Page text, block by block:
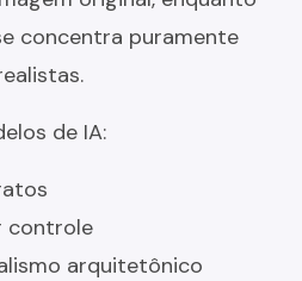
concentra puramente
de IA:
controle
arquitetônico